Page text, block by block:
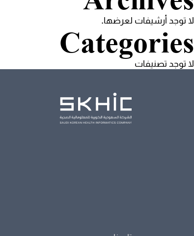
لا توجد أرشيفات لعرضها.
Categories
لا توجد تصنيفات